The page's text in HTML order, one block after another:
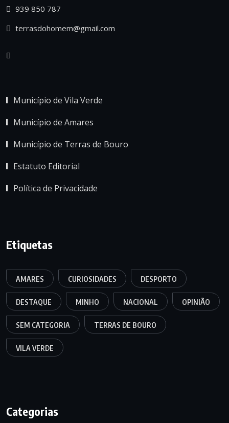
939 850 787
terrasdohomem@gmail.com
Município de Vila Verde
Município de Amares
Município de Terras de Bouro
Estatuto Editorial
Política de Privacidade
Etiquetas
AMARES CURIOSIDADES DESPORTO
DESTAQUE MINHO NACIONAL OPINIÃO
SEM CATEGORIA TERRAS DE BOURO
VILA VERDE
Categorias